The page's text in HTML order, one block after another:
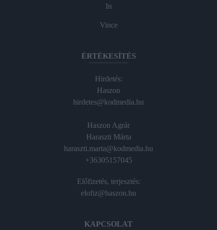
In
Vince
ÉRTÉKESÍTÉS
Hirdetés:
Haszon
hirdetes@kodmedia.hu
Haszon Agrár
Haraszti Márta
haraszti.marta@kodmedia.hu
+36305157045
Előfizetés, terjesztés:
elofiz@haszon.hu
KAPCSOLAT